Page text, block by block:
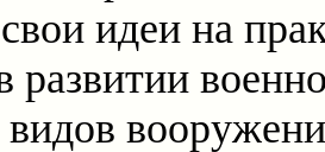
идеи на
развитии
видов